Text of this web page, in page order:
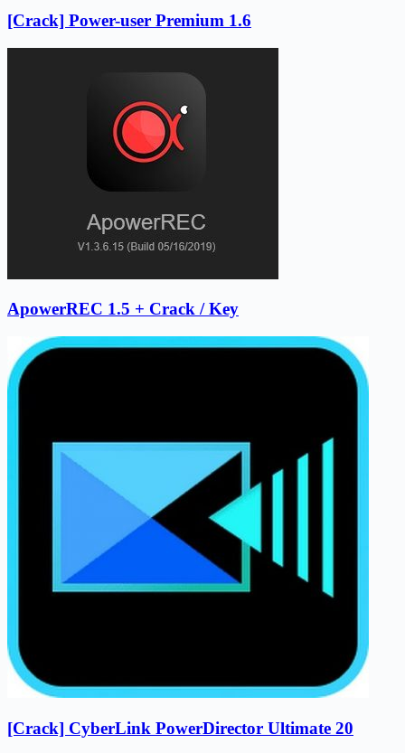
[Crack] Power-user Premium 1.6
ApowerREC 1.5 + Crack / Key
[Crack] CyberLink PowerDirector Ultimate 20